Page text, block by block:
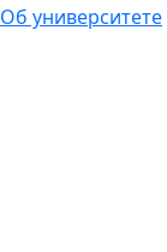
Об университете